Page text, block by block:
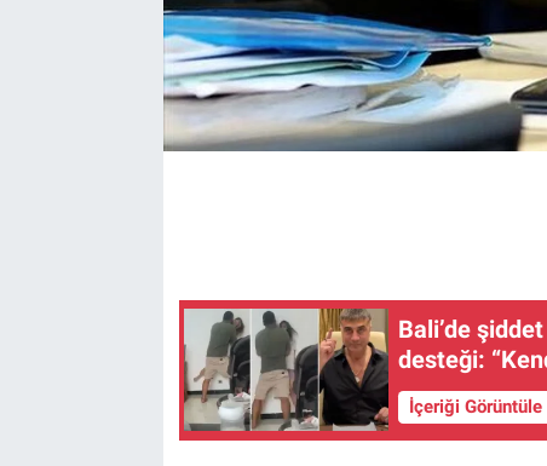
Bali’de
desteği:
İçeriği Görüntüle